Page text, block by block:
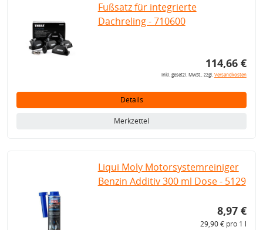
Fußsatz für integrierte
Dachreling - 710600
114,66 €
inkl. gesetzl. MwSt., zzgl.Versandkosten
Details
Merkzettel
Liqui Moly Motorsystemreiniger
Benzin Additiv 300 ml Dose - 5129
8,97 €
29,90 € pro 1 l